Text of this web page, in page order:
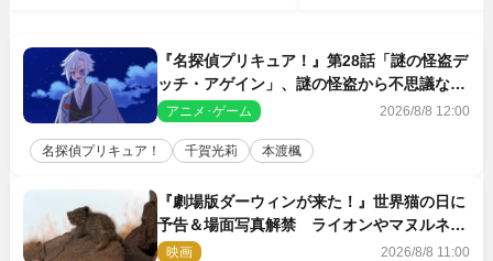
『名探偵プリキュア！』第28話「謎の怪盗デ
ッチ・アゲイン」、謎の怪盗から不思議な予
告状が届く
アニメ･ゲーム 2026/8/8 12:00
名探偵プリキュア！ 千賀光莉 本渡楓
『劇場版ダーウィンが来た！』世界猫の日に
予告＆場面写真解禁 ライオンやマヌルネコ
の赤ちゃんが大集合
映画 2026/8/8 11:00